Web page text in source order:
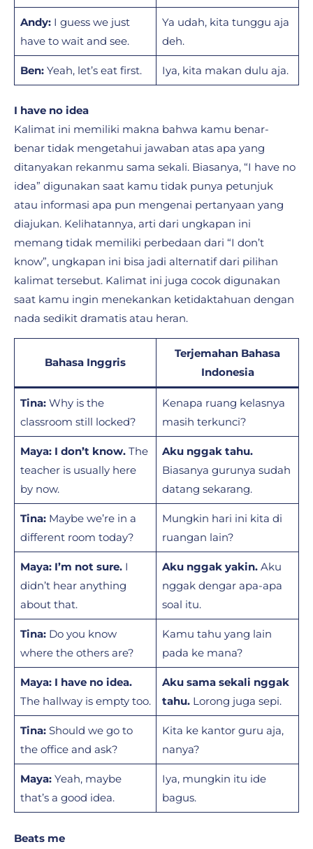
Andy:I guess we just
have to wait and see.
Ya udah, kita tunggu aja
deh.
Ben:Yeah, let’s eat first. Iya, kita makan dulu aja.
I have no idea
Kalimat ini memiliki makna bahwa kamu benar-
benar tidak mengetahui jawaban atas apa yang
ditanyakan rekanmu sama sekali. Biasanya, “I have no
idea” digunakan saat kamu tidak punya petunjuk
atau informasi apa pun mengenai pertanyaan yang
diajukan. Kelihatannya, arti dari ungkapan ini
memang tidak memiliki perbedaan dari “I don’t
know”, ungkapan ini bisa jadi alternatif dari pilihan
kalimat tersebut. Kalimat ini juga cocok digunakan
saat kamu ingin menekankan ketidaktahuan dengan
nada sedikit dramatis atau heran.
Bahasa Inggris
Terjemahan Bahasa
Indonesia
Tina:Why is the
classroom still locked?
Kenapa ruang kelasnya
masih terkunci?
Maya: I don’t know.The
teacher is usually here
by now.
Aku nggak tahu.
Biasanya gurunya sudah
datang sekarang.
Tina:Maybe we’re in a
different room today?
Mungkin hari ini kita di
ruangan lain?
Maya: I’m not sure.I
didn’t hear anything
about that.
Aku nggak yakin.Aku
nggak dengar apa-apa
soal itu.
Tina:Do you know
where the others are?
Kamu tahu yang lain
pada ke mana?
Maya: I have no idea.
The hallway is empty too.
Aku sama sekali nggak
tahu.Lorong juga sepi.
Tina:Should we go to
the office and ask?
Kita ke kantor guru aja,
nanya?
Maya:Yeah, maybe
that’s a good idea.
Iya, mungkin itu ide
bagus.
Beats me